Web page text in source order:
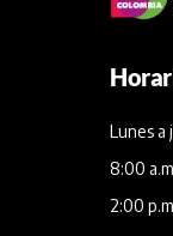
Lunes a
8:00
2:00